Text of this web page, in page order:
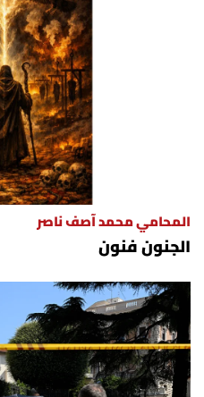
المحامي محمد آصف ناصر
الجنون فنون